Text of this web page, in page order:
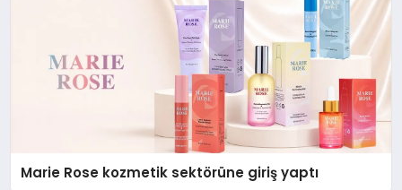
Marie Rose kozmetik sektörüne giriş yaptı